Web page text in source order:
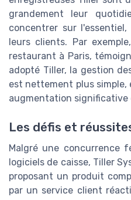
grandement leur
concentrer sur
leurs clients. Par
restaurant à Paris,
adopté Tiller, la gestion
est nettement plus
augmentation significative
Les défis et
Malgré une concurrence
logiciels de caisse, Tiller
proposant un produit
par un service client